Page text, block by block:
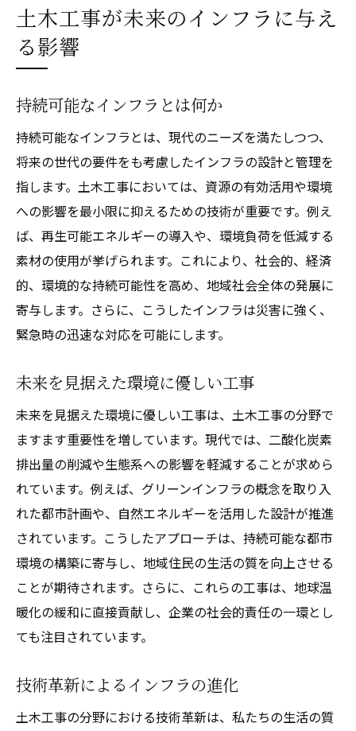
土木工事が未来のインフラに与え
る影響
持続可能なインフラとは何か
持続可能なインフラとは、現代のニーズを満たしつつ、
将来の世代の要件をも考慮したインフラの設計と管理を
指します。土木工事においては、資源の有効活用や環境
への影響を最小限に抑えるための技術が重要です。例え
ば、再生可能エネルギーの導入や、環境負荷を低減する
素材の使用が挙げられます。これにより、社会的、経済
的、環境的な持続可能性を高め、地域社会全体の発展に
寄与します。さらに、こうしたインフラは災害に強く、
緊急時の迅速な対応を可能にします。
未来を見据えた環境に優しい工事
未来を見据えた環境に優しい工事は、土木工事の分野で
ますます重要性を増しています。現代では、二酸化炭素
排出量の削減や生態系への影響を軽減することが求めら
れています。例えば、グリーンインフラの概念を取り入
れた都市計画や、自然エネルギーを活用した設計が推進
されています。こうしたアプローチは、持続可能な都市
環境の構築に寄与し、地域住民の生活の質を向上させる
ことが期待されます。さらに、これらの工事は、地球温
暖化の緩和に直接貢献し、企業の社会的責任の一環とし
ても注目されています。
技術革新によるインフラの進化
土木工事の分野における技術革新は、私たちの生活の質